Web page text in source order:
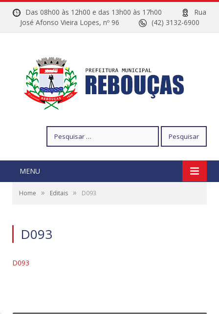
Das 08h00 às 12h00 e das 13h00 às 17h00
Rua
José Afonso Vieira Lopes, nº 96
(42) 3132-6900
por:
MENU
Home » Editais » D093
D093
D093